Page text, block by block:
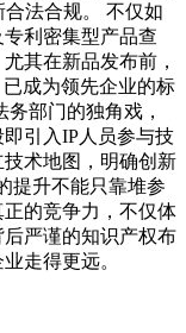
合法合规。 不仅如
利密集型产品查
其在新品发布前，
成为领先企业的标
部门的独角戏，
引入IP人员参与技
术地图，明确创新
提升不能只靠堆参
的竞争力，不仅体
严谨的知识产权布
走得更远。